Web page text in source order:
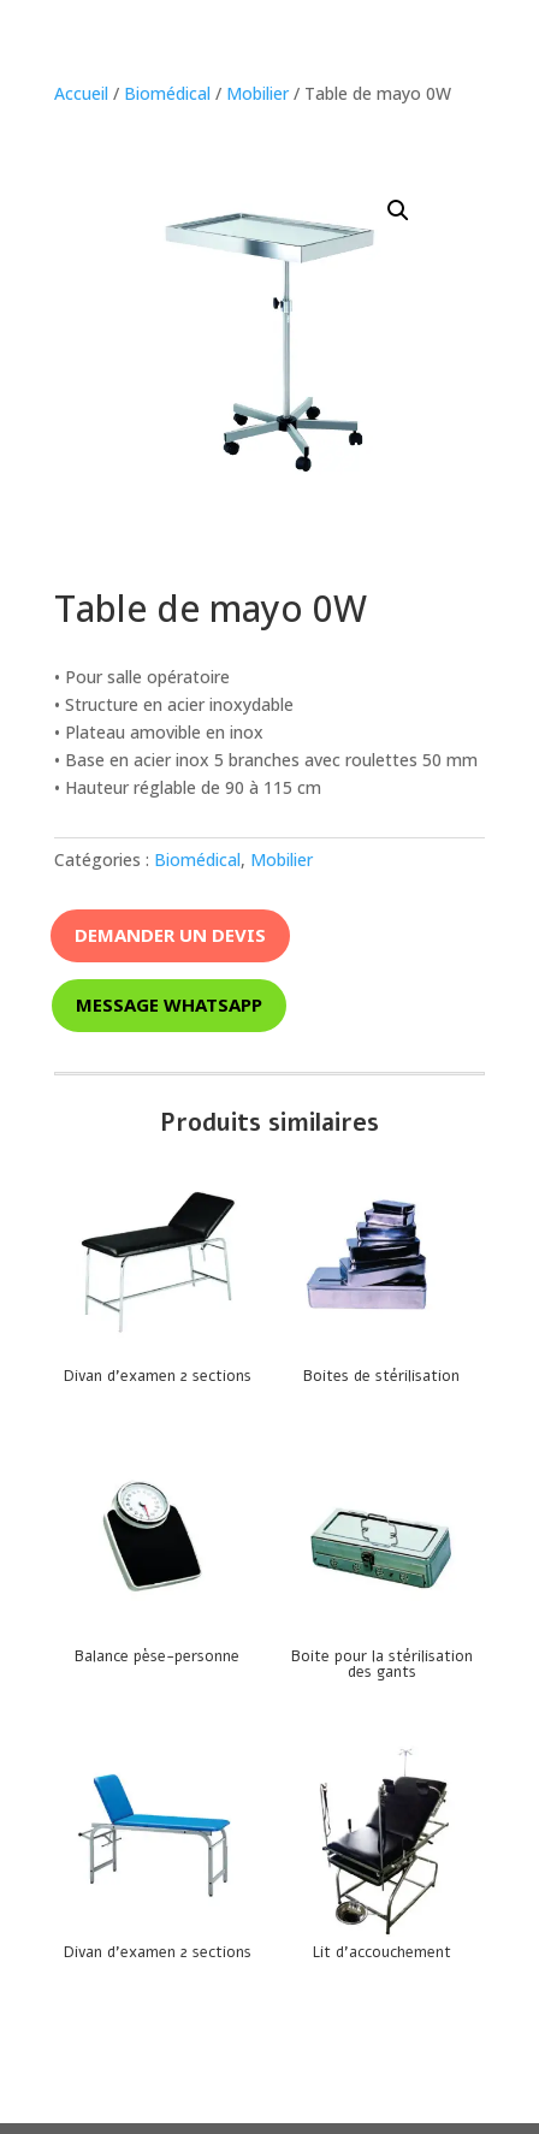
Accueil / Biomédical / Mobilier/ Table de mayo 0W
Table de mayo 0W
• Pour salle opératoire
• Structure en acier inoxydable
• Plateau amovible en inox
• Base en acier inox 5 branches avec roulettes 50 mm
• Hauteur réglable de 90 à 115 cm
Catégories : Biomédical, Mobilier
DEMANDER UN DEVIS
MESSAGE WHATSAPP
Produits similaires
Divan d’examen 2 sections Boites de stérilisation
Balance pèse-personne Boite pour la stérilisation
des gants
Divan d’examen 2 sections Lit d’accouchement